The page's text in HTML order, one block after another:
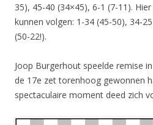
35), 45-40 (34×45), 6-1 (7-11).
kunnen volgen: 1-34 (45-50), 34-
(50-22!).
Joop Burgerhout speelde remise
de 17e zet torenhoog gewonnen
spectaculaire moment deed zich